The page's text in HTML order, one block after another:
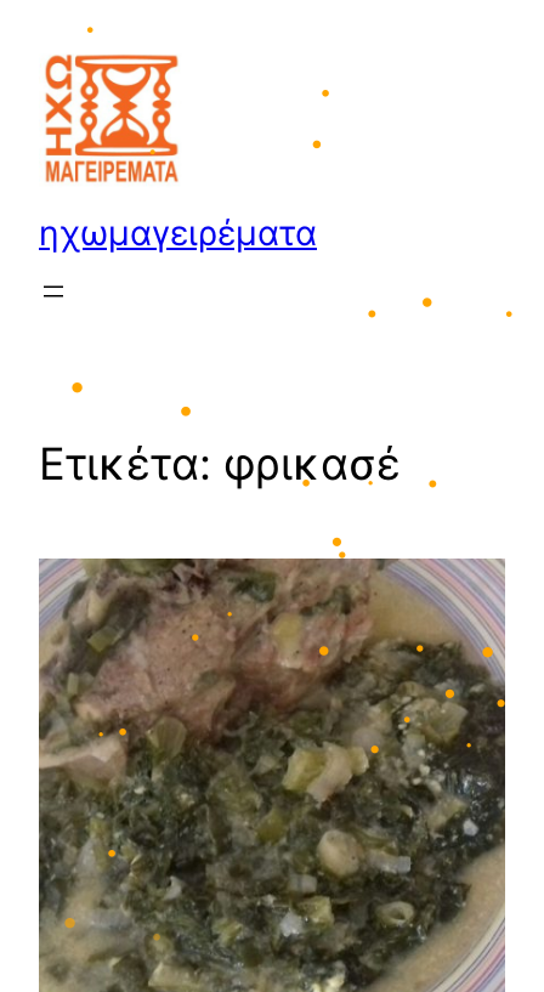
•
•
•
•
•
•
•
• •
•
•
•
•
•
•
•
•
•
•
•
Μετάβαση
περιεχόμενο
ηχωμαγειρέματα
Ετικέτα: φρικασέ